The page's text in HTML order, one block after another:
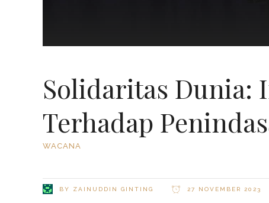
Solidaritas Dunia:
Terhadap
WACANA
BY ZAINUDDIN GINTING 27 NOVEMBER 2023